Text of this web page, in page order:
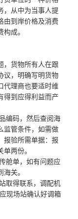
，从中为当事人提
由到岸价格及消费
成。
，货物所有人在跟
议，明确写明货物
代理商也要适时维
得到应得利益而产
编码，然后查阅海
监管条件，如需做
报验所需单据：报
两份。
舱单，如有问题应
关。
取得联系，调配机
现场站确认好调箱